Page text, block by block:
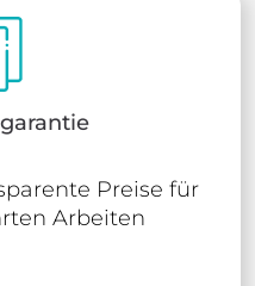
Preise für
Arbeiten